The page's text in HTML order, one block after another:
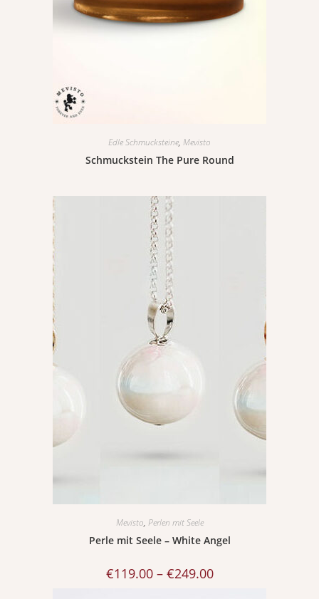
Edle Schmucksteine, Mevisto
Schmuckstein The Pure Round
Mevisto, Perlen mit Seele
Perle mit Seele – White Angel
€119.00 – €249.00